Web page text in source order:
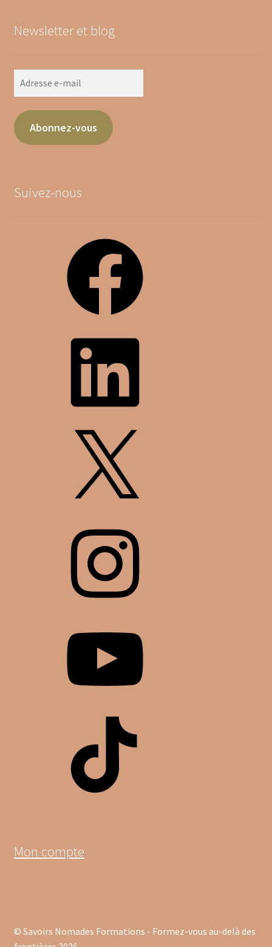
Newsletter et blog
Abonnez-vous
Suivez-nous
Mon compte
© Savoirs Nomades Formations - Formez-vous au-delà des